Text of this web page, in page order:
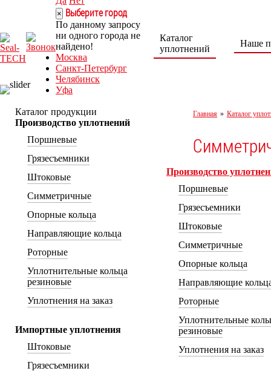
× Выберите город
По данному запросу
ни одного города не
найдено!
Москва
Санкт-Петербург
Челябинск
Уфа
Нижний Тагил
Ростов-на-Дону
8 (800) 222-30-04
seal-tech@mail.ru
Пн-Пт: 9:00 – 18:00
ул. Каширская, 9/53а
Каталог
уплотнений
Наше
Каталог продукции
Производство уплотнений
Поршневые
Грязесъемники
Штоковые
Симметричные
Опорные кольца
Направляющие кольца
Роторные
Уплотнительные кольца
резиновые
Уплотнения на заказ
Импортные уплотнения
Штоковые
Грязесъемники
Главная » Каталог
Производство
Поршневые
Грязесъемники
Штоковые
Симметричные
Опорные кольца
Направляющие
Роторные
Уплотнительные
резиновые
Уплотнения на заказ